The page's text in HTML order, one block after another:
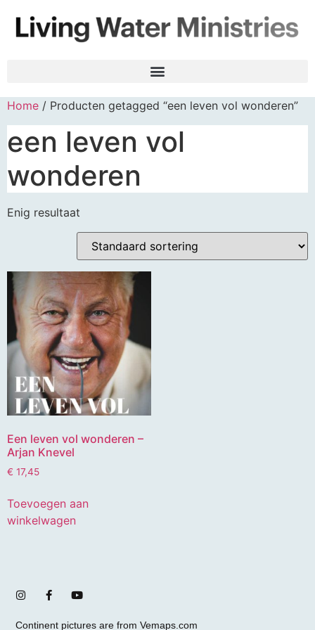
Home / Producten getagged “een leven vol wonderen”
een leven vol
wonderen
Enig resultaat
Een leven vol wonderen –
Arjan Knevel
€ 17,45
Toevoegen aan
winkelwagen
Continent pictures are from Vemaps.com